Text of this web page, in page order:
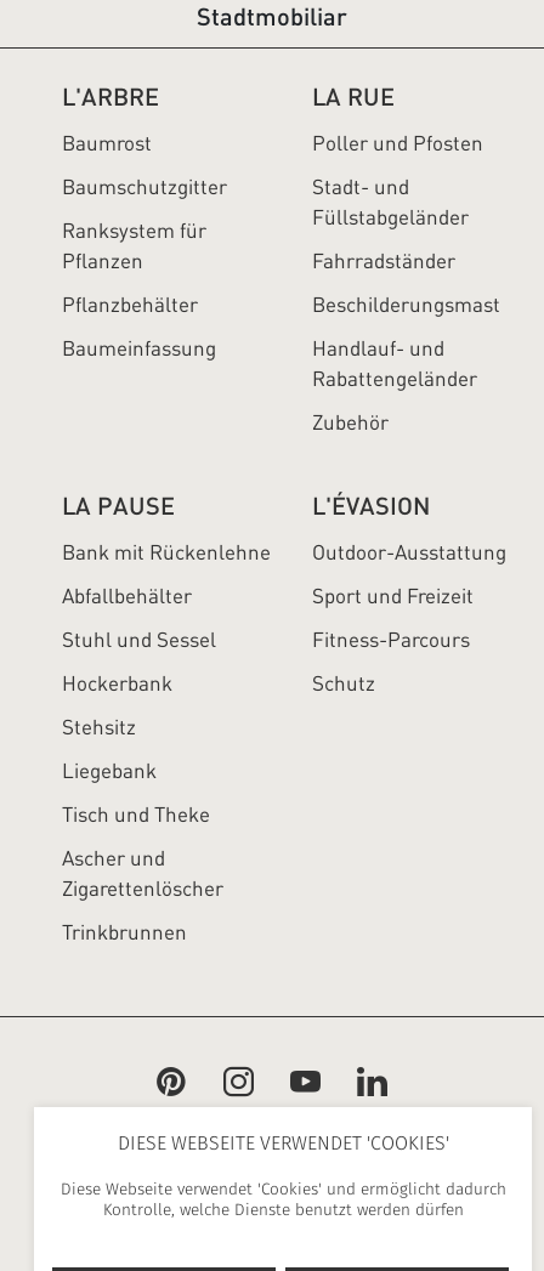
Stadtmobiliar
L'ARBRE
Baumrost
Baumschutzgitter
Ranksystem für
Pflanzen
Pflanzbehälter
Baumeinfassung
LA RUE
Poller und Pfosten
Stadt- und
Füllstabgeländer
Fahrradständer
Beschilderungsmast
Handlauf- und
Rabattengeländer
Zubehör
LA PAUSE
Bank mit Rückenlehne
Abfallbehälter
Stuhl und Sessel
Hockerbank
Stehsitz
Liegebank
Tisch und Theke
Ascher und
Zigarettenlöscher
Trinkbrunnen
L'ÉVASION
Outdoor-Ausstattung
Sport und Freizeit
Fitness-Parcours
Schutz
Flourens, France |+ 33 (0)5 34 25 21 00
DIESE WEBSEITE VERWENDET 'COOKIES'
Diese Webseite verwendet 'Cookies' und ermöglicht dadurch
Kontrolle, welche Dienste benutzt werden dürfen